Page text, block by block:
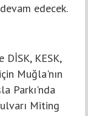
edecek.
KESK,
Muğla'nın
Parkı'nda
Miting